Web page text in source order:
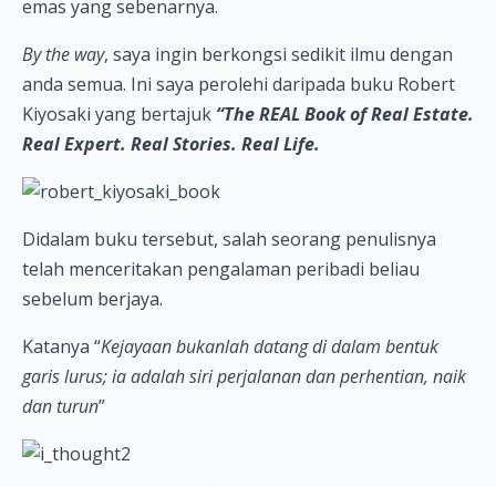
emas yang sebenarnya.
By the way, saya ingin berkongsi sedikit ilmu dengan
anda semua. Ini saya perolehi daripada buku Robert
Kiyosaki yang bertajuk “The REAL Book of Real Estate.
Real Expert. Real Stories. Real Life.
Didalam buku tersebut, salah seorang penulisnya
telah menceritakan pengalaman peribadi beliau
sebelum berjaya.
Katanya “Kejayaan bukanlah datang di dalam bentuk
garis lurus; ia adalah siri perjalanan dan perhentian, naik
dan turun”